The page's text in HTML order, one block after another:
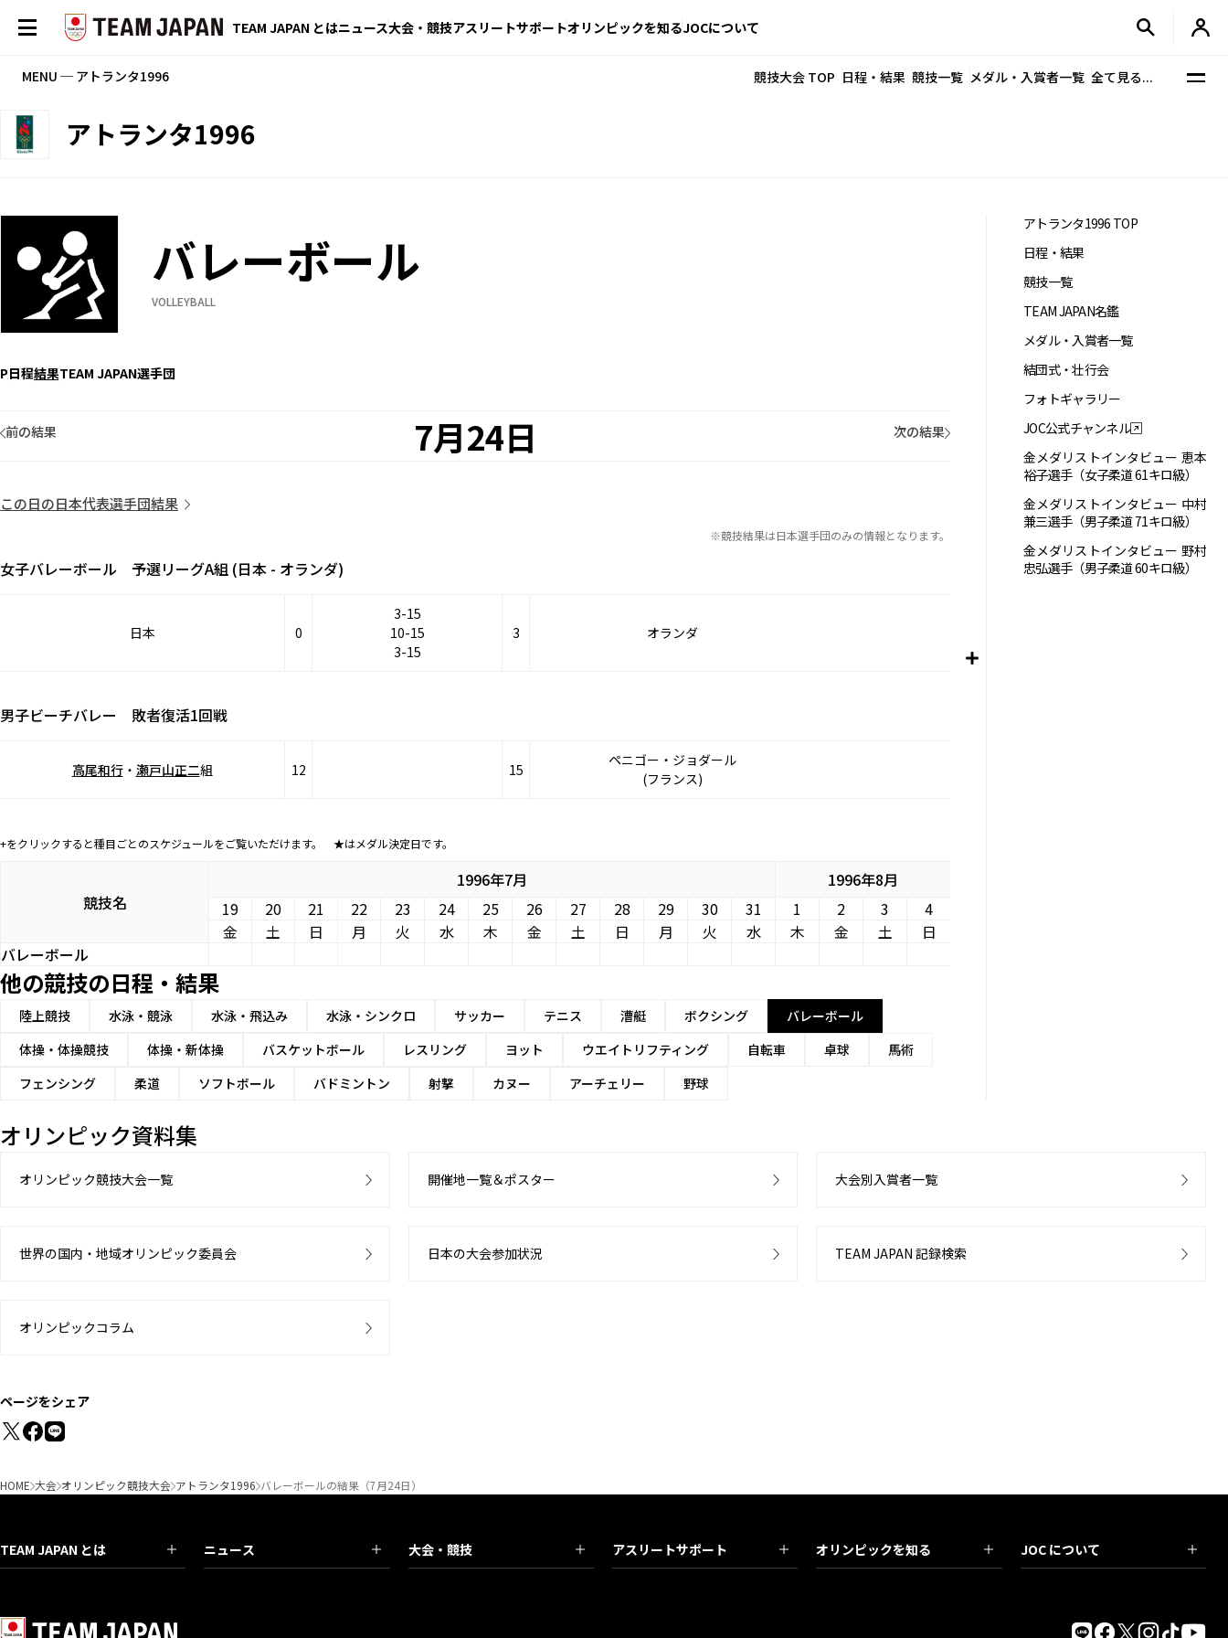
TEAM JAPAN とはニュース大会・競技アスリートサポートオリンピックを知るJOCについて
MENU ─ アトランタ1996 競技大会 TOP 日程・結果 競技一覧 メダル・入賞者一覧 全て見る...
アトランタ1996
バレーボール
VOLLEYBALL
日程結果TEAM JAPAN選手団
7月24日
前の結果 次の結果
この日の日本代表選手団結果
※競技結果は日本選手団のみの情報となります。
女子バレーボール 予選リーグA組 (日本 - オランダ)
日本 0
3-15
10-15
3-15
3 オランダ
男子ビーチバレー 敗者復活1回戦
高尾和行・ 瀬戸山正二組 12 15
ペニゴー・ジョダール
(フランス)
+をクリックすると種目ごとのスケジュールをご覧いただけます。 ★はメダル決定日です。
競技名
1996年7月
1996年8月
19
20 21 22 23 24 25 26 27 28 29 30 31 1 2 3
4
金
土 日 月 火 水 木 金 土 日 月 火 水 木 金 土
日
バレーボール
他の競技の日程・結果
陸上競技 水泳・競泳 水泳・飛込み 水泳・シンクロ サッカー テニス 漕艇 ボクシング
バレーボール
体操・体操競技
体操・新体操 バスケットボール レスリング ヨット ウエイトリフティング 自転車 卓球
馬術
フェンシング
柔道 ソフトボール バドミントン 射撃 カヌー アーチェリー 野球
アトランタ1996 TOP
日程・結果
競技一覧
TEAM JAPAN名鑑
メダル・入賞者一覧
結団式・壮行会
フォトギャラリー
JOC公式チャンネル
金メダリストインタビュー 恵本
裕子選手（女子柔道 61キロ級）
金メダリストインタビュー 中村
兼三選手（男子柔道 71キロ級）
金メダリストインタビュー 野村
忠弘選手（男子柔道 60キロ級）
オリンピック資料集
オリンピック競技大会一覧 開催地一覧＆ポスター 大会別入賞者一覧
世界の国内・地域オリンピック委員会 日本の大会参加状況 TEAM JAPAN 記録検索
オリンピックコラム
ページをシェア
HOME 大会 オリンピック競技大会 アトランタ1996 バレーボールの結果（7月24日）
TEAM JAPAN とは ニュース 大会・競技 アスリートサポート オリンピックを知る JOC について